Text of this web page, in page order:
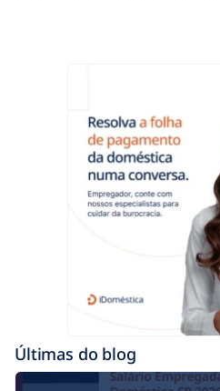
Últimas do blog